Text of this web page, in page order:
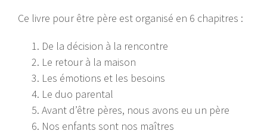
Ce livre pour être père est organisé en 6 chapitres :
De la décision à la rencontre
Le retour à la maison
Les émotions et les besoins
Le duo parental
Avant d’être pères, nous avons eu un père
Nos enfants sont nos maîtres